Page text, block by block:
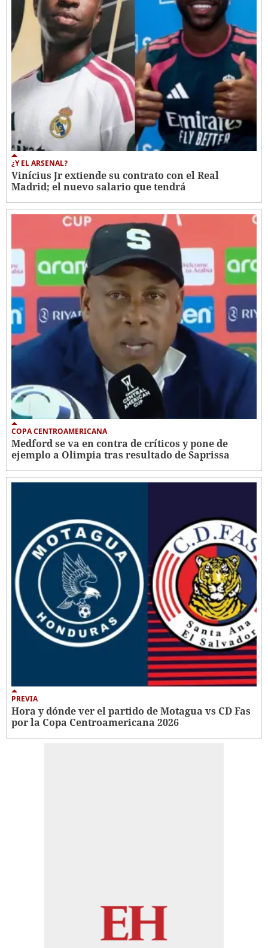
¿Y EL ARSENAL?
Vinícius Jr extiende su contrato con el Real
Madrid; el nuevo salario que tendrá
COPA CENTROAMERICANA
Medford se va en contra de críticos y pone de
ejemplo a Olimpia tras resultado de Saprissa
PREVIA
Hora y dónde ver el partido de Motagua vs CD Fas
por la Copa Centroamericana 2026